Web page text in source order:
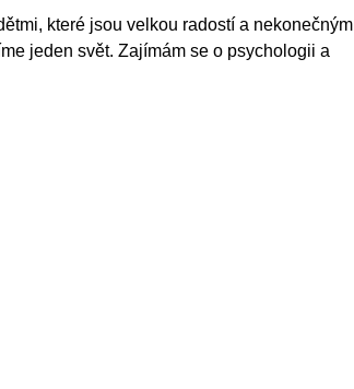
které jsou velkou radostí a nekonečným
jeden svět. Zajímám se o psychologii a